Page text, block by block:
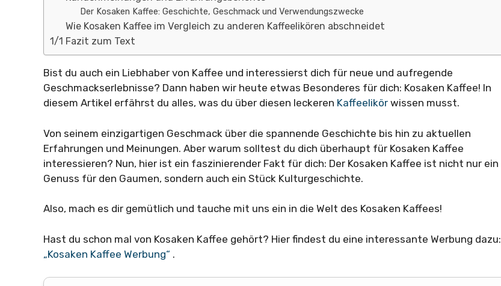
Der Kosaken Kaffee: Geschichte, Geschmack und Verwendungszwecke
Wie Kosaken Kaffee im Vergleich zu anderen Kaffeelikören abschneidet
1/1 Fazit zum Text
Bist du auch ein Liebhaber von Kaffee und interessierst dich für neue und aufregende
Geschmackserlebnisse? Dann haben wir heute etwas Besonderes für dich: Kosaken Kaffee! In
diesem Artikel erfährst du alles, was du über diesen leckeren Kaffeelikör wissen musst.
Von seinem einzigartigen Geschmack über die spannende Geschichte bis hin zu aktuellen
Erfahrungen und Meinungen. Aber warum solltest du dich überhaupt für Kosaken Kaffee
interessieren? Nun, hier ist ein faszinierender Fakt für dich: Der Kosaken Kaffee ist nicht nur ein
Genuss für den Gaumen, sondern auch ein Stück Kulturgeschichte.
Also, mach es dir gemütlich und tauche mit uns ein in die Welt des Kosaken Kaffees!
Hast du schon mal von Kosaken Kaffee gehört? Hier findest du eine interessante Werbung dazu:
„Kosaken Kaffee Werbung“ .